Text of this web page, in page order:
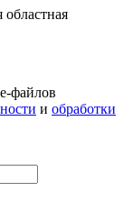
файлов
и обработки